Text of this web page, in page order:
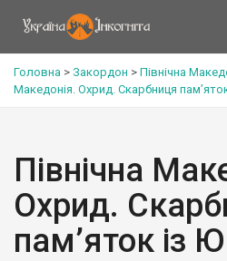
Головна > Закордон > Північна
Македонія. Охрид. Скарбниця
Північна
Охрид.
пам’яток із